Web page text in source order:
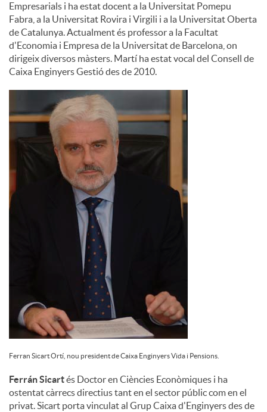
Empresarials i ha estat docent a la Universitat Pomepu
Fabra, a la Universitat Rovira i Virgili i a la Universitat Oberta
de Catalunya. Actualment és professor a la Facultat
d'Economia i Empresa de la Universitat de Barcelona, on
dirigeix diversos màsters. Martí ha estat vocal del Consell de
Caixa Enginyers Gestió des de 2010.
Ferran Sicart Ortí, nou president de Caixa Enginyers Vida i Pensions.
Ferrán Sicartés Doctor en Ciències Econòmiques i ha
ostentat càrrecs directius tant en el sector públic com en el
privat. Sicart porta vinculat al Grup Caixa d'Enginyers des de